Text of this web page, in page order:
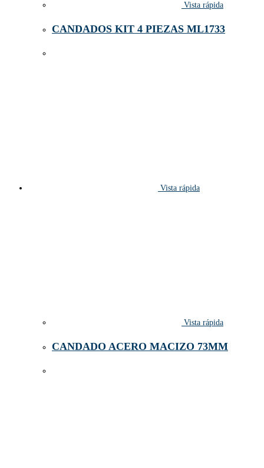
Vista rápida
CANDADOS KIT 4 PIEZAS ML1733
Vista rápida
Vista rápida
CANDADO ACERO MACIZO 73MM